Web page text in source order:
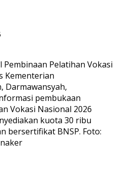
Pembinaan Pelatihan Vokasi
Kementerian
Darmawansyah,
pembukaan
Vokasi Nasional 2026
kuota 30 ribu
bersertifikat BNSP. Foto: